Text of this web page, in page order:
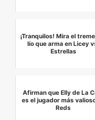
¡Tranquilos! Mira el
lío que arma en Licey
Estrellas
Afirman que Elly de La
es el jugador más
Reds